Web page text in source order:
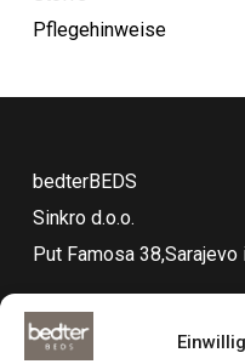
Pflegehinweise
bedterBEDS
Sinkro d.o.o.
Put Famosa 38,Sarajevo